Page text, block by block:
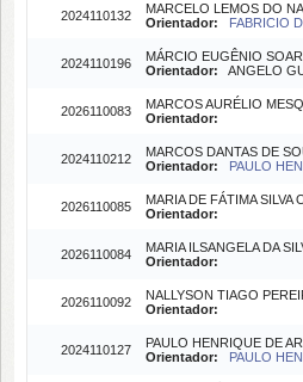
2024110132
MARCELO LEMOS DO
Orientador:
FABRICIO
2024110196
MÁRCIO EUGÊNIO
Orientador: ANGELO
2026110083
MARCOS AURÉLIO
Orientador:
2024110212
MARCOS DANTAS DE
Orientador:
PAULO
2026110085
MARIA DE FÁTIMA SILVA
Orientador:
2026110084
MARIA ILSANGELA DA
Orientador:
2026110092
NALLYSON TIAGO
Orientador:
2024110127
PAULO HENRIQUE DE
Orientador:
PAULO